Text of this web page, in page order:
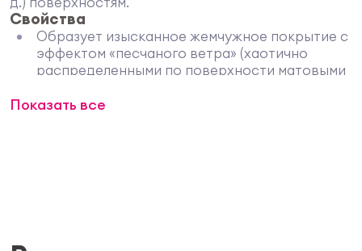
Свойства
Образует изысканное жемчужное покрытие с
эффектом «песчаного ветра» (хаотично
распределенными по поверхности матовыми
Позволяет создавать индивидуальный
Показать все